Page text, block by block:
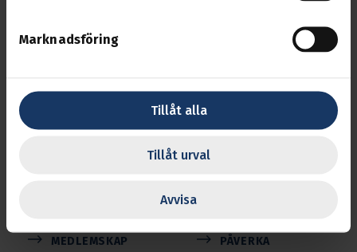
Marknadsföring
Tillåt alla
Tillåt urval
Avvisa
Svenska Transport­arbetare­förbundet
näringslivet.
Följ oss
MEDLEMSKAP
PÅVERKA